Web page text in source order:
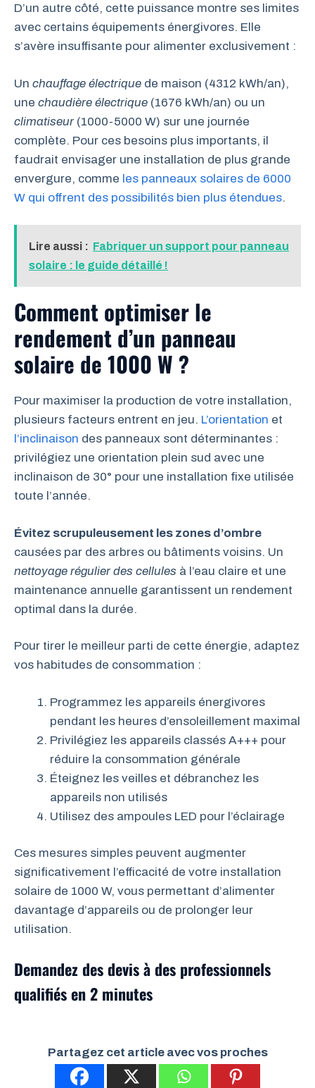
D’un autre côté, cette puissance montre ses limites
avec certains équipements énergivores. Elle
s’avère insuffisante pour alimenter exclusivement :
Un chauffage électrique de maison (4312 kWh/an),
une chaudière électrique (1676 kWh/an) ou un
climatiseur(1000-5000 W) sur une journée
complète. Pour ces besoins plus importants, il
faudrait envisager une installation de plus grande
envergure, comme les panneaux solaires de 6000
W qui offrent des possibilités bien plus étendues.
Lire aussi : Fabriquer un support pour panneau
solaire : le guide détaillé !
Comment optimiser le
rendement d’un panneau
solaire de 1000 W ?
Pour maximiser la production de votre installation,
plusieurs facteurs entrent en jeu. L’orientation et
l’inclinaison des panneaux sont déterminantes :
privilégiez une orientation plein sud avec une
inclinaison de 30° pour une installation fixe utilisée
toute l’année.
Évitez scrupuleusement les zones d’ombre
causées par des arbres ou bâtiments voisins. Un
nettoyage régulier des cellules à l’eau claire et une
maintenance annuelle garantissent un rendement
optimal dans la durée.
Pour tirer le meilleur parti de cette énergie, adaptez
vos habitudes de consommation :
Programmez les appareils énergivores
pendant les heures d’ensoleillement maximal
Privilégiez les appareils classés A+++ pour
réduire la consommation générale
Éteignez les veilles et débranchez les
appareils non utilisés
Utilisez des ampoules LED pour l’éclairage
Ces mesures simples peuvent augmenter
significativement l’efficacité de votre installation
solaire de 1000 W, vous permettant d’alimenter
davantage d’appareils ou de prolonger leur
utilisation.
Demandez des devis à des professionnels
qualifiés en 2 minutes
Partagez cet article avec vos proches